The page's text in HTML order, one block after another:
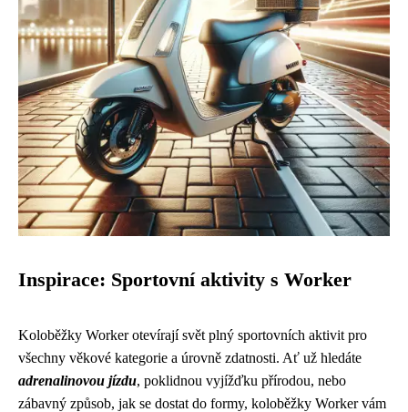
Inspirace: Sportovní aktivity s Worker
Koloběžky Worker otevírají svět plný sportovních aktivit pro
všechny věkové kategorie a úrovně zdatnosti. Ať už hledáte
adrenalinovou jízdu, poklidnou vyjížďku přírodou, nebo
zábavný způsob, jak se dostat do formy, koloběžky Worker vám